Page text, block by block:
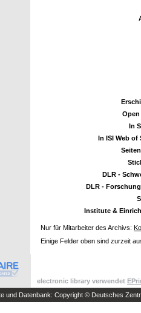
Open
In
In ISI Web of
DLR -
DLR -
Institute &
Nur für Mitarbeiter des Archivs:
Einige Felder oben sind zurzeit
electronic library verwendet
und Datenbank: Copyright © Deutsches